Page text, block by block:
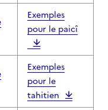
Exemples
pour le paicî
Exemples
pour le
tahitien